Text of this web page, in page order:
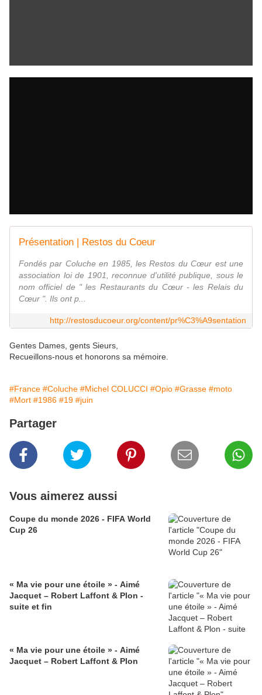
Présentation | Restos du Coeur
Fondés par Coluche en 1985, les Restos du Cœur est une
association loi de 1901, reconnue d'utilité publique, sous le
nom officiel de " les Restaurants du Cœur - les Relais du
Cœur ". Ils ont p...
http://restosducoeur.org/content/pr%C3%A9sentation
Gentes Dames, gents Sieurs,
Recueillons-nous et honorons sa mémoire.
#France #Coluche #Michel COLUCCI #Opio #Grasse #moto
#Mort #1986 #19 #juin
Partager
Vous aimerez aussi
Coupe du monde 2026 - FIFA World
Cup 26
« Ma vie pour une étoile » - Aimé
Jacquet – Robert Laffont & Plon -
suite et fin
« Ma vie pour une étoile » - Aimé
Jacquet – Robert Laffont & Plon